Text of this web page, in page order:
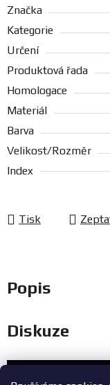
Značka
Kategorie
Určení
Produktová řada
Homologace
Materiál
Barva
Velikost/Rozměr
Index
Tisk
Popis
Diskuze